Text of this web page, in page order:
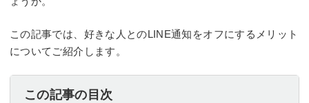
この記事では、好きな人とのLINE通知をオフにするメリット
についてご紹介します。
この記事の目次